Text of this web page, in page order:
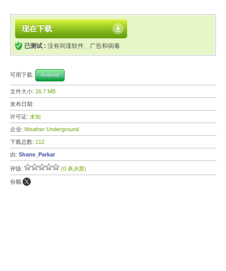
现在下载
已测试 : 没有间谍软件、广告和病毒
可用下载: Android
文件大小: 26.7 MB
发布日期:
许可证: 未知
企业: Weather Underground
下载总数: 112
由: Shane_Parkar
评级: (0 表决票)
份额: